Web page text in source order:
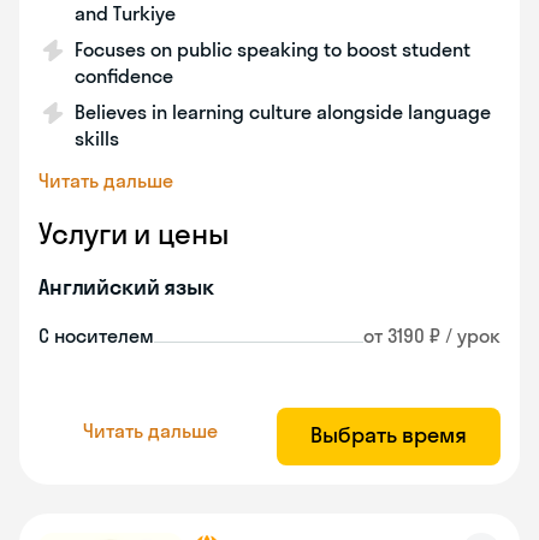
and Turkiye
Focuses on public speaking to boost student
confidence
Believes in learning culture alongside language
skills
Читать дальше
Услуги и цены
Английский язык
С носителем от 3190 ₽ / урок
Читать дальше Выбрать время